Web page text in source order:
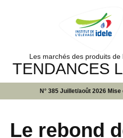
Les marchés des produits de
TENDANCES
N° 385 Juillet/août 2026
Le rebond